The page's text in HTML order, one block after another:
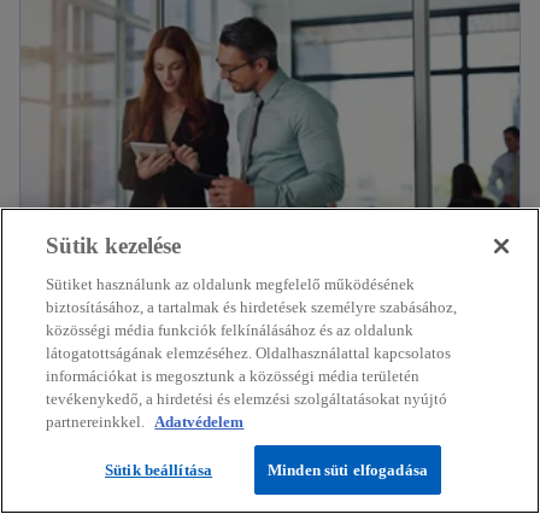
Transzferár-szolgáltatások
A KPMG transzferárazási szolgáltatásokkal
foglalkozó csoportja a transzferár-kockázatok
kezelésében nyújt segítséget.
További részletek
Sütik kezelése
Sütiket használunk az oldalunk megfelelő működésének
biztosításához, a tartalmak és hirdetések személyre szabásához,
közösségi média funkciók felkínálásához és az oldalunk
látogatottságának elemzéséhez. Oldalhasználattal kapcsolatos
információkat is megosztunk a közösségi média területén
tevékenykedő, a hirdetési és elemzési szolgáltatásokat nyújtó
partnereinkkel. Adatvédelem
Sütik beállítása Minden süti elfogadása